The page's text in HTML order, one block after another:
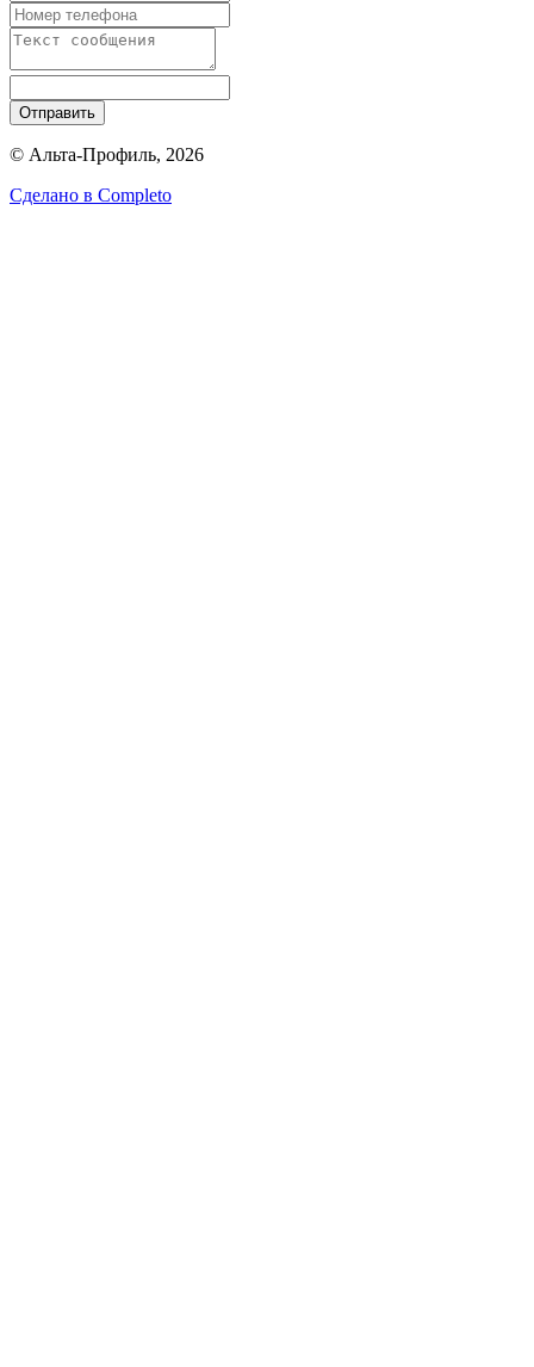
Отправить
© Альта-Профиль, 2026
Сделано в Completo